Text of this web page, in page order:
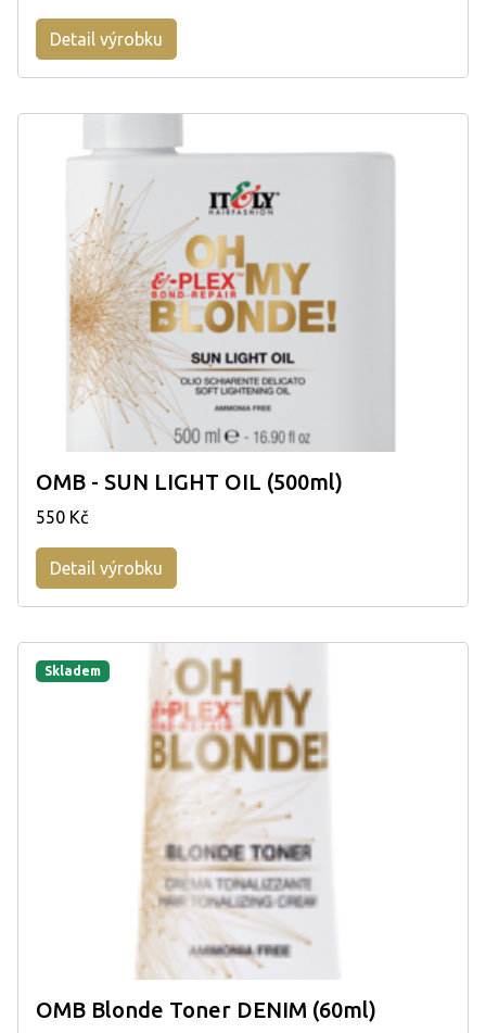
Detail výrobku
OMB - SUN LIGHT OIL (500ml)
550 Kč
Detail výrobku
Skladem
OMB Blonde Toner DENIM (60ml)